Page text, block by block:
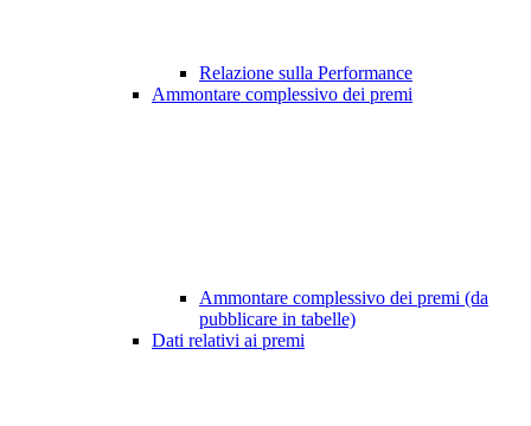
Relazione sulla Performance
Ammontare complessivo dei premi
Ammontare complessivo dei premi (da
pubblicare in tabelle)
Dati relativi ai premi